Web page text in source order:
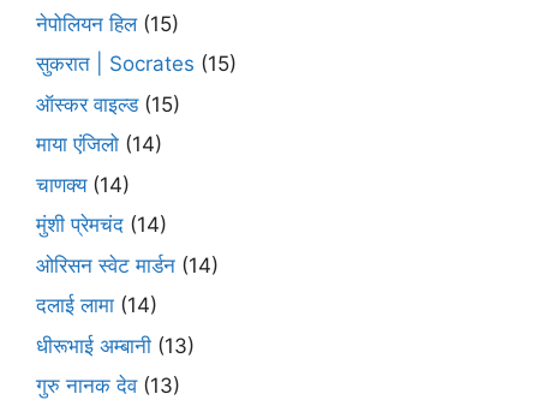
नेपोलियन हिल(15)
सुकरात | Socrates (15)
ऑस्कर वाइल्ड(15)
माया एंजिलो (14)
चाणक्य(14)
मुंशी प्रेमचंद (14)
ओरिसन स्‍वेट मार्डन (14)
दलाई लामा (14)
धीरूभाई अम्बानी (13)
गुरु नानक देव(13)